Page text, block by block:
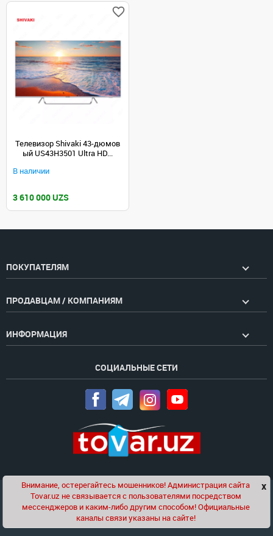
Телевизор Shivaki 43-дюмов
ый US43H3501 Ultra HD...
В наличии
3 610 000 UZS
ПОКУПАТЕЛЯМ
ПРОДАВЦАМ / КОМПАНИЯМ
ИНФОРМАЦИЯ
СОЦИАЛЬНЫЕ СЕТИ
Проект компанииGolden Pages
© 2020-2026 tovar.uz | Все права защищены
Чат x
Внимание, остерегайтесь мошенников! Администрация сайта
Tovar.uz не связывается с пользователями посредством
мессенджеров и каким-либо другим способом! Официальные
каналы связи указаны на сайте!